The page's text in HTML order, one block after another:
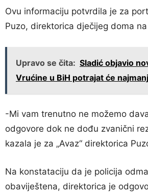
Ovu informaciju potvrdila je za
Puzo, direktorica dječijeg doma
Upravo se čita: Sladić objavio
Vrućine u BiH potrajat će
-Mi vam trenutno ne možemo
odgovore dok ne dođu zvanični
kazala je za „Avaz“ direktorica
Na konstataciju da je policija
obaviještena, direktorica je